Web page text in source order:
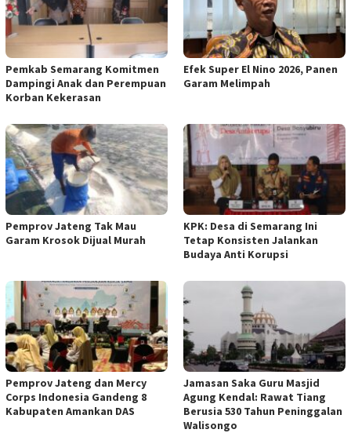
Pemkab Semarang Komitmen
Dampingi Anak dan Perempuan
Korban Kekerasan
Efek Super El Nino 2026, Panen
Garam Melimpah
Pemprov Jateng Tak Mau
Garam Krosok Dijual Murah
KPK: Desa di Semarang Ini
Tetap Konsisten Jalankan
Budaya Anti Korupsi
Pemprov Jateng dan Mercy
Corps Indonesia Gandeng 8
Kabupaten Amankan DAS
Jamasan Saka Guru Masjid
Agung Kendal: Rawat Tiang
Berusia 530 Tahun Peninggalan
Walisongo